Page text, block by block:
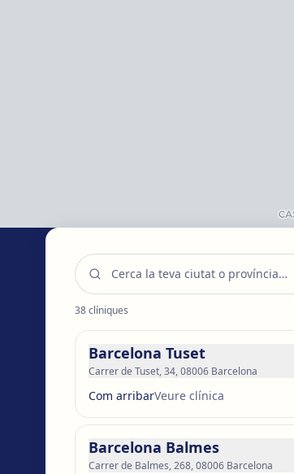
38clíniques
Barcelona Tuset
Carrer de Tuset, 34, 08006 Barcelona
Com arribarVeure clínica
Barcelona Balmes
Carrer de Balmes, 268, 08006 Barcelona
El teu
01
Primera valoració
Estudiem el teu cas i escoltem els
teus objectius per dissenyar un pla